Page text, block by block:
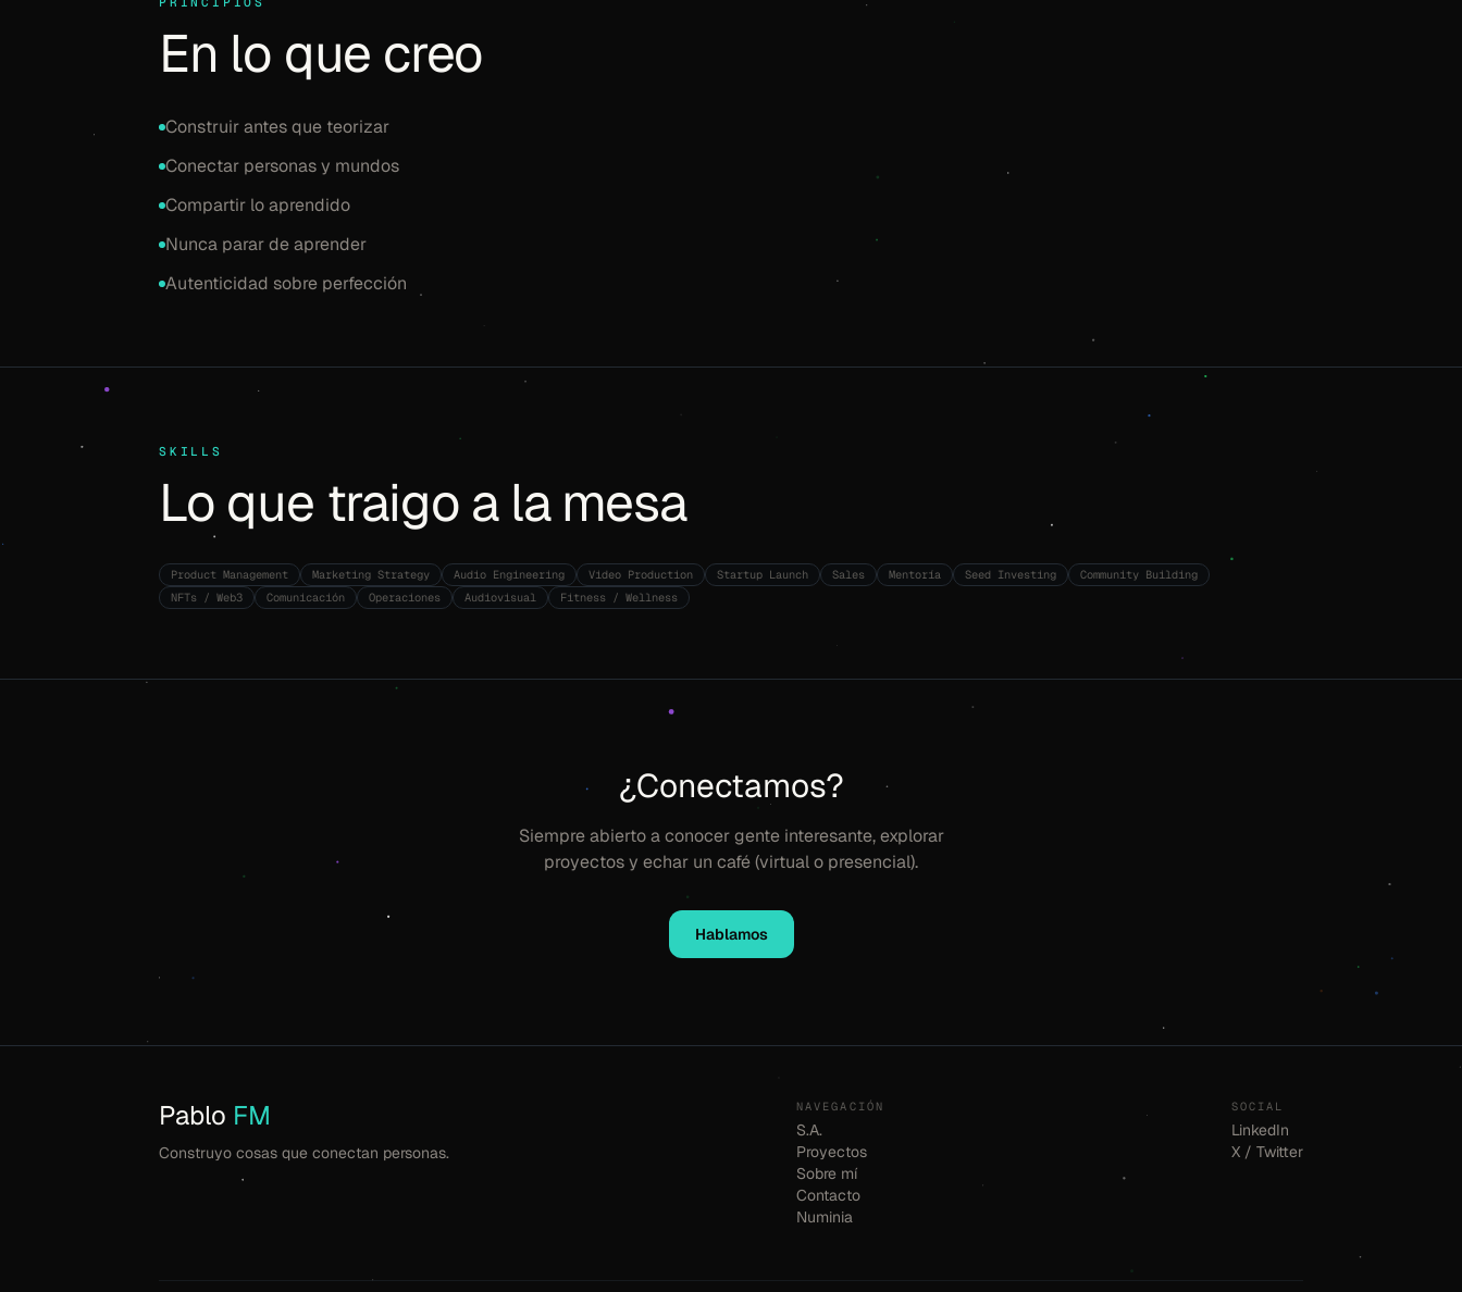
En lo que creo
Construir antes que teorizar
Conectar personas y mundos
Compartir lo aprendido
Nunca parar de aprender
Autenticidad sobre perfección
SKILLS
Lo que traigo a la mesa
Product Management Marketing Strategy Audio Engineering Video Production Startup Launch Sales Mentoría Seed Investing
Community Building
NFTs / Web3
Comunicación Operaciones Audiovisual Fitness / Wellness
¿Conectamos?
Siempre abierto a conocer gente interesante, explorar
proyectos y echar un café (virtual o presencial).
Hablamos
Pablo FM
Construyo cosas que conectan personas.
NAVEGACIÓN
S.A.
Proyectos
Sobre mí
Contacto
Numinia
SOCIAL
LinkedIn
X / Twitter